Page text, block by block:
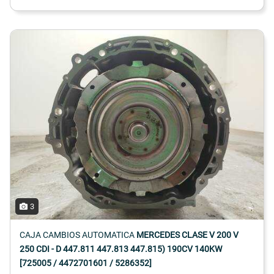
3
CAJA CAMBIOS AUTOMATICA MERCEDES CLASE V 200 V
250 CDI - D 447.811 447.813 447.815) 190CV 140KW
[725005 / 4472701601 / 5286352]